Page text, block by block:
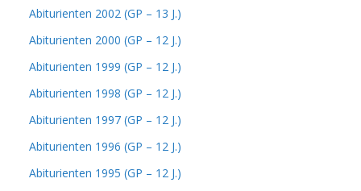
Abiturienten 2002 (GP – 13 J.)
Abiturienten 2000 (GP – 12 J.)
Abiturienten 1999 (GP – 12 J.)
Abiturienten 1998 (GP – 12 J.)
Abiturienten 1997 (GP – 12 J.)
Abiturienten 1996 (GP – 12 J.)
Abiturienten 1995 (GP – 12 J.)